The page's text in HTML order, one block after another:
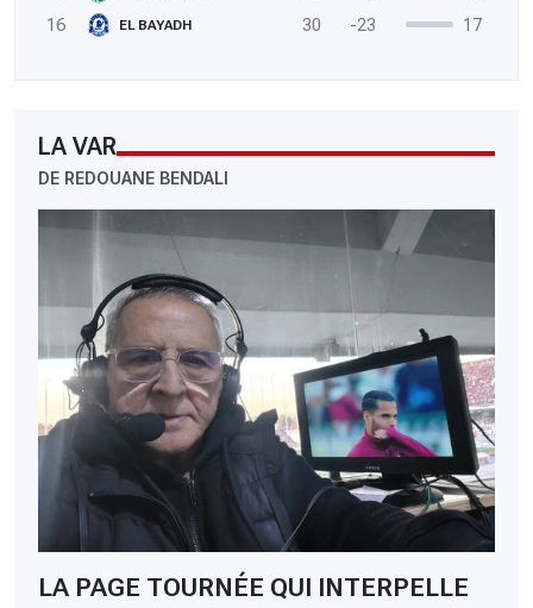
16
EL BAYADH 30 -23 17
LA VAR
DE REDOUANE BENDALI
LA PAGE TOURNÉE QUI INTERPELLE